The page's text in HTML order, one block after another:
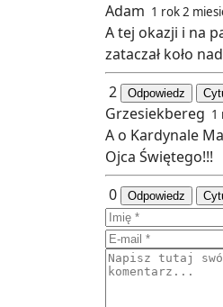
Adam 1 rok 2
A tej okazji i na
zataczał koło
2
Odpowiedz
Grzesiekbereg 1
A o Kardynale
Ojca Świętego!!!
0
Odpowiedz